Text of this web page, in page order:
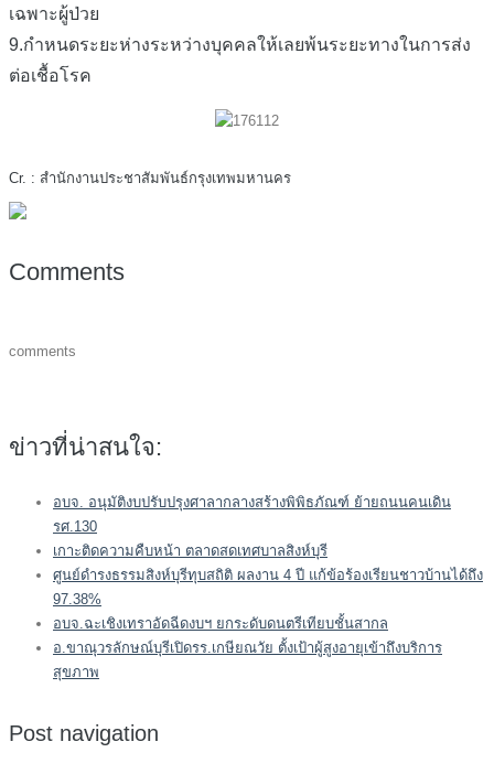
เฉพาะผู้ป่วย
9.กำหนดระยะห่างระหว่างบุคคลให้เลยพ้นระยะทางในการส่ง
ต่อเชื้อโรค
Cr. : สำนักงานประชาสัมพันธ์กรุงเทพมหานคร
Comments
comments
ข่าวที่น่าสนใจ:
อบจ. อนุมัติงบปรับปรุงศาลากลางสร้างพิพิธภัณฑ์ ย้ายถนนคนเดิน
รศ.130
เกาะติดความคืบหน้า ตลาดสดเทศบาลสิงห์บุรี
ศูนย์ดำรงธรรมสิงห์บุรีทุบสถิติ ผลงาน 4 ปี แก้ข้อร้องเรียนชาวบ้านได้ถึง
97.38%
อบจ.ฉะเชิงเทราอัดฉีดงบฯ ยกระดับดนตรีเทียบชั้นสากล
อ.ขาณุวรลักษณ์บุรีเปิดรร.เกษียณวัย ตั้งเป้าผู้สูงอายุเข้าถึงบริการ
สุขภาพ
Post navigation